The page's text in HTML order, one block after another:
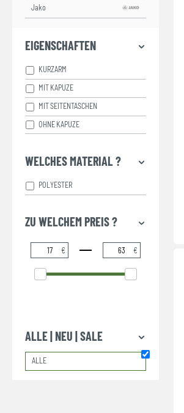
EIGENSCHAFTEN
KURZARM
MIT KAPUZE
MIT SEITENTASCHEN
OHNE KAPUZE
WELCHES MATERIAL ?
POLYESTER
ZU WELCHEM PREIS ?
€ €
ALLE | NEU | SALE
ALLE